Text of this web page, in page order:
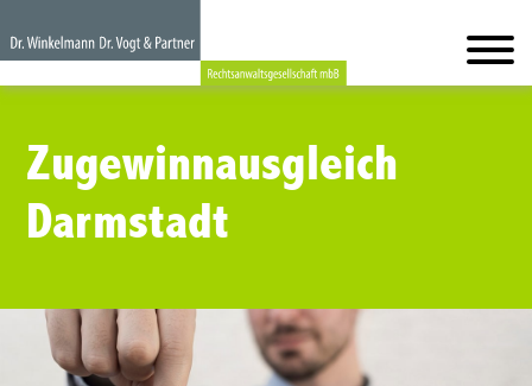
Zugewinnausgleich
Darmstadt